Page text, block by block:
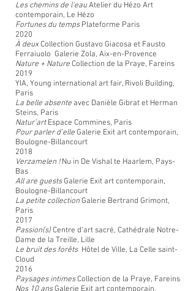
Les chemins de l'eauAtelier du Hézo Art
contemporain, Le Hézo
Fortunes du tempsPlateforme Paris
2020
À deuxCollection Gustavo Giacosa et Fausto
Ferraiuolo Galerie Zola, Aix-en-Provence
Nature + NatureCollection de la Praye, Fareins
2019
YIA, Young international art fair, Rivoli Building,
Paris
La belle absente avec Danièle Gibrat et Herman
Steins, Paris
Natur’art Espace Commines, Paris
Pour parler d’elleGalerie Exit art contemporain,
Boulogne-Billancourt
2018
Verzamelen !Nu in De Vishal te Haarlem, Pays-
Bas
All are guestsGalerie Exit art contemporain,
Boulogne-Billancourt
La petite collectionGalerie Bertrand Grimont,
Paris
2017
Passion(s)Centre d‘art sacré, Cathédrale Notre-
Dame de la Treille, Lille
Le bruit des forêts Hôtel de Ville, La Celle saint-
Cloud
2016
Paysages intimesCollection de la Praye, Fareins